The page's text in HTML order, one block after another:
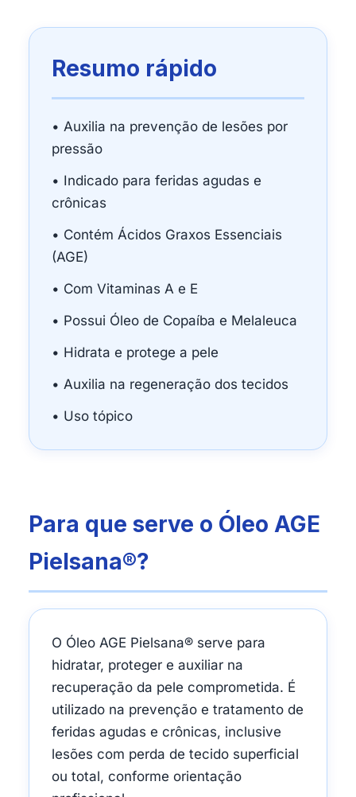
Resumo rápido
• Auxilia na prevenção de lesões por
pressão
• Indicado para feridas agudas e
crônicas
• Contém Ácidos Graxos Essenciais
(AGE)
• Com Vitaminas A e E
• Possui Óleo de Copaíba e Melaleuca
• Hidrata e protege a pele
• Auxilia na regeneração dos tecidos
• Uso tópico
Para que serve o Óleo AGE
Pielsana®?
O Óleo AGE Pielsana® serve para
hidratar, proteger e auxiliar na
recuperação da pele comprometida. É
utilizado na prevenção e tratamento de
feridas agudas e crônicas, inclusive
lesões com perda de tecido superficial
ou total, conforme orientação